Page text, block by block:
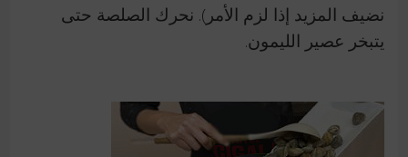
نضيف المزيد إذا لزم الأمر). نحرك الصلصة حتى
يتبخر عصير الليمون.